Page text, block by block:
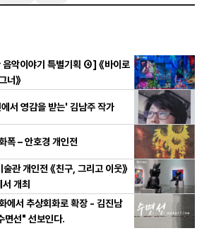
음악이야기 특별기획 ④] 《바이로
너》
서 영감을 받는' 김남주 작가
폭 – 안호경 개인전
관 개인전 《친구, 그리고 이웃》
개최
에서 추상회화로 확장 - 김진남
면선" 선보인다.